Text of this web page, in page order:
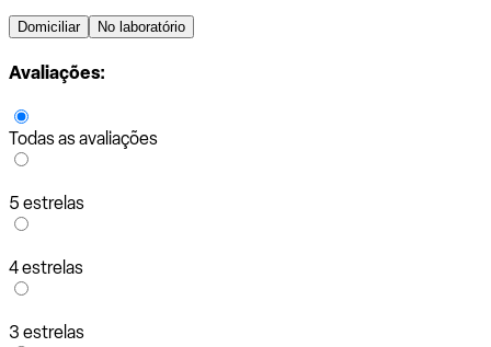
Domiciliar No laboratório
Avaliações:
Todas as avaliações
5 estrelas
4 estrelas
3 estrelas